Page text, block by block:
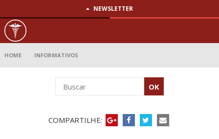
NEWSLETTER
Informativos
HOME INFORMATIVOS
COMPARTILHE: